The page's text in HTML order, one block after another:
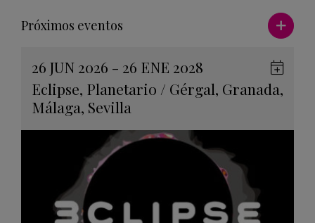
Próximos eventos Ver más
26 JUN 2026 - 26 ENE 2028
Eclipse, Planetario / Gérgal, Granada,
Málaga, Sevilla
en